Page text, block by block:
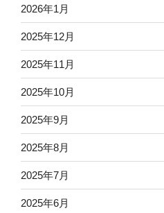
2026年1月
2025年12月
2025年11月
2025年10月
2025年9月
2025年8月
2025年7月
2025年6月